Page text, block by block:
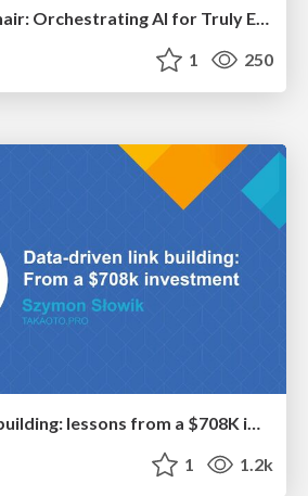
The Director’s Chair: Orchestrating AI for Truly Effective Learning
1 250
1 1.2k